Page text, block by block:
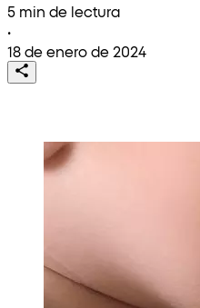
5 min de lectura
•
18 de enero de 2024